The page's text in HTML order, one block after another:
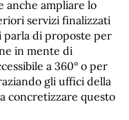
anche ampliare lo
servizi finalizzati
parla di proposte per
in mente di
a 360° o per
gli uffici della
concretizzare questo